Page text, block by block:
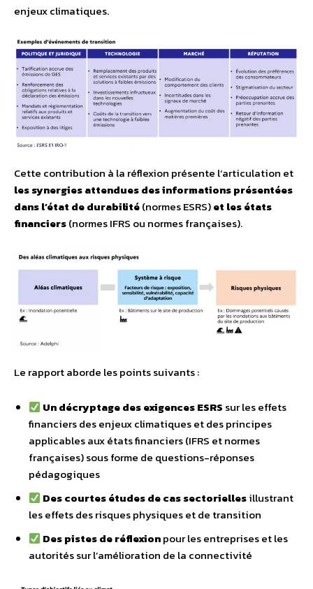
enjeux climatiques.
Cette contribution à la réflexion présente l’articulation et
les synergies attendues des informations présentées
dans l’état de durabilité(normes ESRS)et les états
financiers(normes IFRS ou normes françaises).
Le rapport aborde les points suivants :
Un décryptage des exigences ESRS sur les effets
financiers des enjeux climatiques et des principes
applicables aux états financiers (IFRS et normes
françaises) sous forme de questions-réponses
pédagogiques
Des courtes études de cas sectoriellesillustrant
les effets des risques physiques et de transition
Des pistes de réflexionpour les entreprises et les
autorités sur l’amélioration de la connectivité